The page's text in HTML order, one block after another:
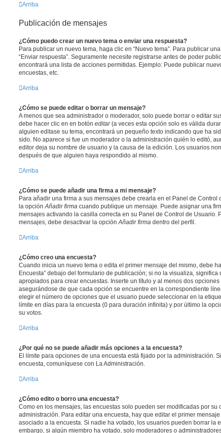
Arriba
Publicación de mensajes
¿Cómo puedo crear un nuevo tema o enviar una respuesta?
Para publicar un nuevo tema, haga clic en “Nuevo tema”. Para publicar
“Enviar respuesta”. Seguramente necesite registrarse antes de poder
encontrará una lista de acciones permitidas. Ejemplo: Puede publicar
encuestas, etc.
Arriba
¿Cómo se puede editar o borrar un mensaje?
A menos que sea administrador o moderador, solo puede borrar o editar
debe hacer clic en en botón editar(a veces esta opción solo es válida
alguien editase su tema, encontrará un pequeño texto indicando que ha
sido. No aparece si fue un moderador o la administración quién lo editó,
editor deja su nombre de usuario y la causa de la edición. Los usuarios
después de que alguien haya respondido al mismo.
Arriba
¿Cómo se puede añadir una firma a mi mensaje?
Para añadir una firma a sus mensajes debe crearla en el Panel de Control
la opción Añadir firma cuando publique un mensaje. Puede asignar una
mensajes activando la casilla correcta en su Panel de Control de Usuario.
mensajes, debe desactivar la opción Añadir firma dentro del perfil.
Arriba
¿Cómo creo una encuesta?
Cuando inicia un nuevo tema o edita el primer mensaje del mismo, debe
Encuesta” debajo del formulario de publicación; si no la visualiza,
apropiados para crear encuestas. Inserte un título y al menos dos
asegurándose de que cada opción se encuentre en la correspondiente
elegir el número de opciones que el usuario puede seleccionar en la
límite en días para la encuesta (0 para duración infinita) y por último la
su votos.
Arriba
¿Por qué no se puede añadir más opciones a la encuesta?
El límite para opciones de una encuesta está fijado por la administración.
encuesta, comuníquese con La Administración.
Arriba
¿Cómo edito o borro una encuesta?
Como en los mensajes, las encuestas solo pueden ser modificadas por
administración. Para editar una encuesta, hay que editar el primer
asociado a la encuesta. Si nadie ha votado, los usuarios pueden borrar la
embargo, si algún miembro ha votado, solo moderadores o